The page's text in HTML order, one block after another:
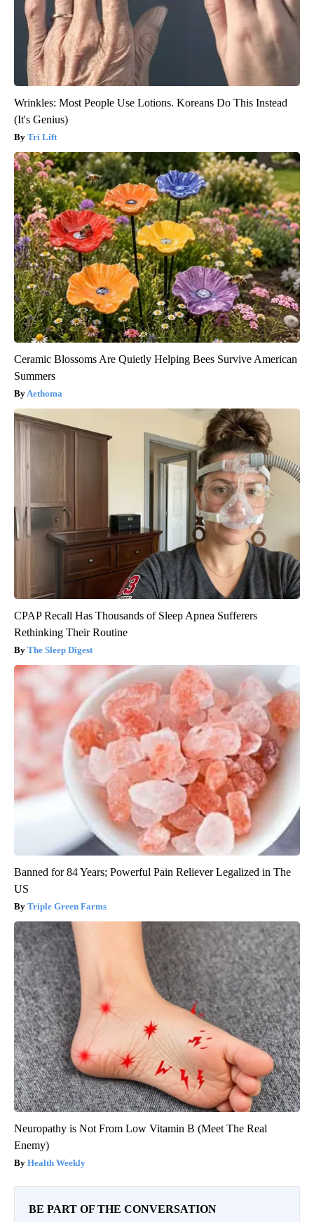
Wrinkles: Most People Use Lotions. Koreans Do This Instead
(It's Genius)
Tri Lift
Ceramic Blossoms Are Quietly Helping Bees Survive American
Summers
Aethoma
CPAP Recall Has Thousands of Sleep Apnea Sufferers
Rethinking Their Routine
The Sleep Digest
Banned for 84 Years; Powerful Pain Reliever Legalized in The
US
Triple Green Farms
Neuropathy is Not From Low Vitamin B (Meet The Real
Enemy)
Health Weekly
BE PART OF THE CONVERSATION